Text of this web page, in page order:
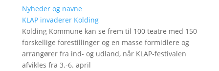
Nyheder og navne
KLAP invaderer Kolding
Kolding Kommune kan se frem til 100 teatre med 150
forskellige forestillinger og en masse formidlere og
arrangører fra ind- og udland, når KLAP-festivalen
afvikles fra 3.-6. april